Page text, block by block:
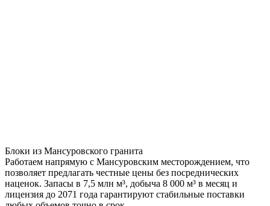
Блоки из Мансуровского гранита
Работаем напрямую с Мансуровским месторождением, что
позволяет предлагать честные цены без посреднических
наценок. Запасы в 7,5 млн м³, добыча 8 000 м³ в месяц и
лицензия до 2071 года гарантируют стабильные поставки